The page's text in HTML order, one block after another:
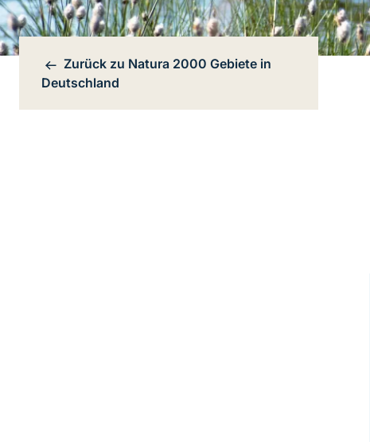
Bereichsnavigation
Zurück zu Natura 2000 Gebiete in
Deutschland